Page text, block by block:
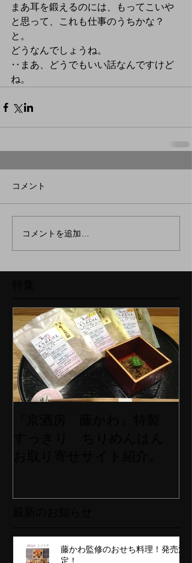
まあ耳を鍛えるのには、もってこいや
と思って、これも仕事のうちかな？
と。
どうなんでしょうね。
‥まあ、どうでもいい話なんですけど
ね。
コメント
コメントを追加…
藤かわ監修のおせち料理！発売決
定！